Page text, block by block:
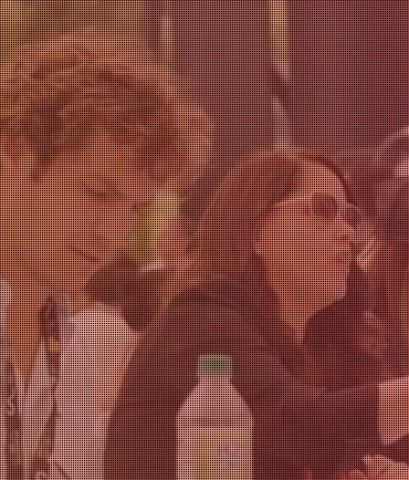
ideas y el
capital
transformar el
mundo
¡Quiero ser parte!